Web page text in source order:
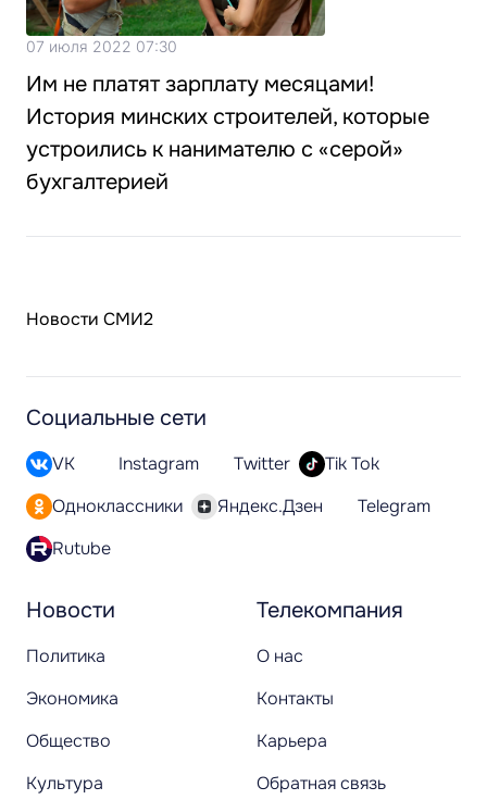
07 июля 2022 07:30
Им не платят зарплату месяцами!
История минских строителей, которые
устроились к нанимателю с «серой»
бухгалтерией
Новости СМИ2
Новости
Политика
Экономика
Общество
Культура
Телекомпания
О нас
Контакты
Карьера
Обратная связь
Социальные сети
VK Instagram Twitter
Tik Tok
Одноклассники
Яндекс.Дзен
Telegram
Rutube